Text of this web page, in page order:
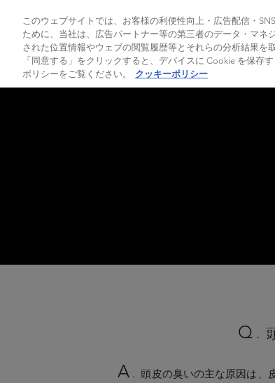
Home > 頭皮の臭いや脂っぽさの原
Q.
A . 頭皮の臭いの主な原因は、
このウェブサイトでは、お客様の利便性向上・広告配信・
ために、当社は、広告パートナー等の第三者のデータ・マ
された位置情報やウェブの閲覧履歴等とそれらの分析結果を
「同意する」をクリックすると、デバイスに Cookie を保存
ポリシーをご覧ください。
クッキーポリシー